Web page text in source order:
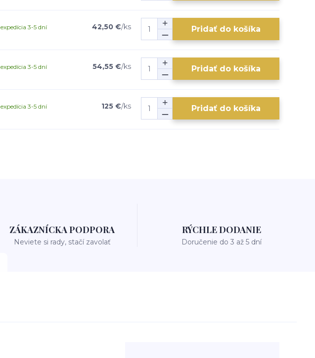
42,50 €/ks
expedícia 3-5 dní Pridať do košíka
54,55 €/ks
expedícia 3-5 dní Pridať do košíka
125 €/ks
expedícia 3-5 dní Pridať do košíka
ZÁKAZNÍCKA PODPORA
Neviete si rady, stačí zavolať
RÝCHLE DODANIE
Doručenie do 3 až 5 dní